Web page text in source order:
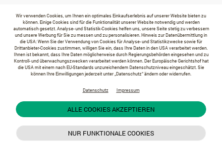
Wir verwenden Cookies, um Ihnen ein optimales Einkaufserlebnis auf unserer Website bieten zu
können. Einige Cookies sind für die Funktionalität unserer Website notwendig und werden
automatisch gesetzt. Analyse- und Statistik-Cookies helfen uns, unsere Seite stetig zu verbessern
und unsere Werbung für Sie zu messen und zu personalisieren. Hinweis zur Datenübermittlung in
die USA: Wenn Sie der Verwendung von Cookies für Analyse- und Statistikzwecke sowie für
Drittanbieter-Cookies zustimmen, willigen Sie ein, dass Ihre Daten in den USA verarbeitet werden.
Ihnen ist bekannt, dass Ihre Daten möglicherweise durch Regierungsbehörden eingesehen und zu
Kontroll- und überwachungszwecken verarbeitet werden können. Der Europäische Gerichtshof hat
die USA mit einem nach EU-Standards unzureichendem Datenschutzniveau eingeschätzt. Sie
können Ihre Einwilligungen jederzeit unter „Datenschutz“ ändern oder widerrufen.
Datenschutz Impressum
ALLE COOKIES AKZEPTIEREN
NUR FUNKTIONALE COOKIES